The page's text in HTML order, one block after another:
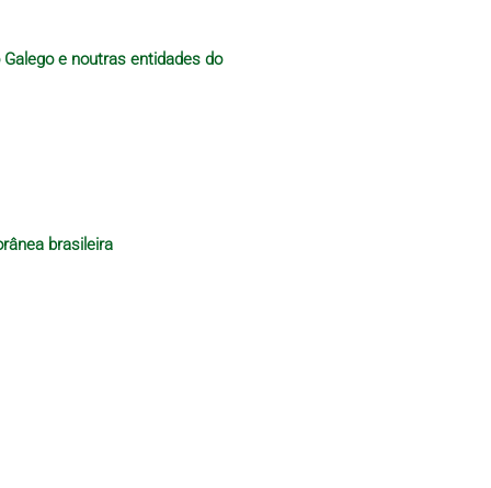
e noutras entidades do
brasileira